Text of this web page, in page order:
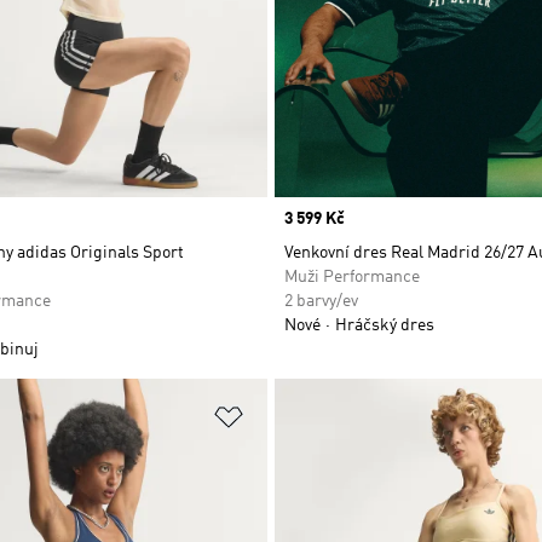
adidas Originals Sport
Price
3 599 Kč
Venkovní dres Real Madrid 26/27
Muži Performance
2 barvy/ev
Nové
Hráčský dres
přání Přidat do seznamu přání